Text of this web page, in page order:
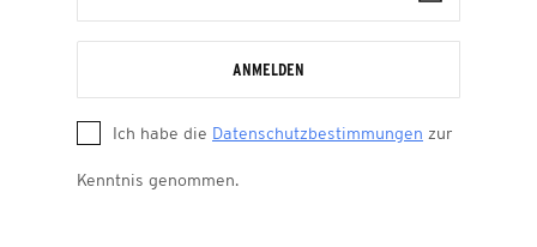
ANMELDEN
Ich habe die Datenschutzbestimmungen zur
Kenntnis genommen.